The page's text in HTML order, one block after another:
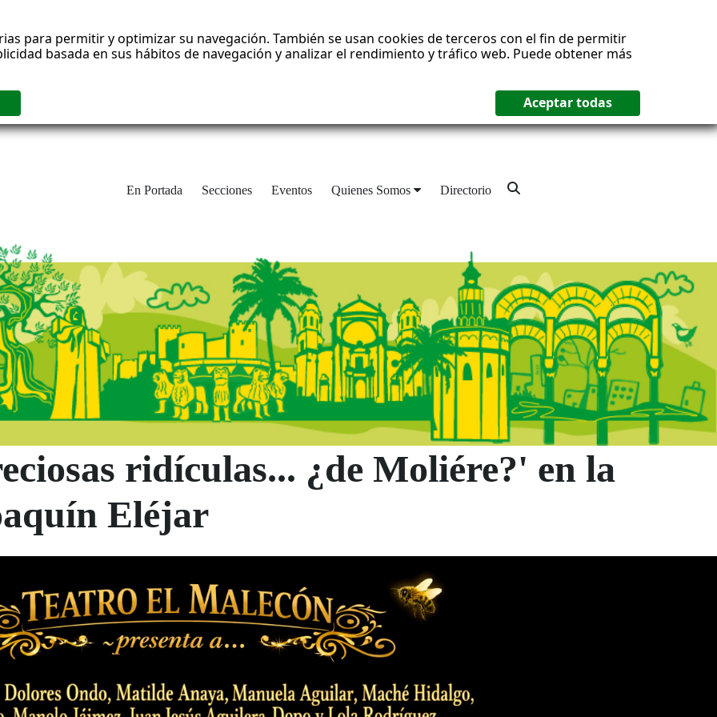
para permitir y optimizar su navegación. También se usan cookies de terceros con el fin de permitir
basada en sus hábitos de navegación y analizar el rendimiento y tráfico web. Puede obtener más
En Portada Secciones Eventos Quienes Somos Directorio
ridículas... ¿de Moliére?' en la
Eléjar